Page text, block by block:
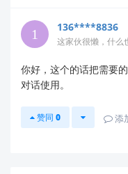
串口通
命令词训
✅如何判断芯
上电基础检测步
136****8836
这家伙很懒，什么
你好，这个的话把需要
对话使用。
赞同 0 添